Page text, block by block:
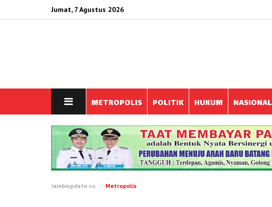
Jumat, 7 Agustus 2026
METROPOLIS POLITIK HUKUM NASIONAL
Jambiupdate.co Metropolis